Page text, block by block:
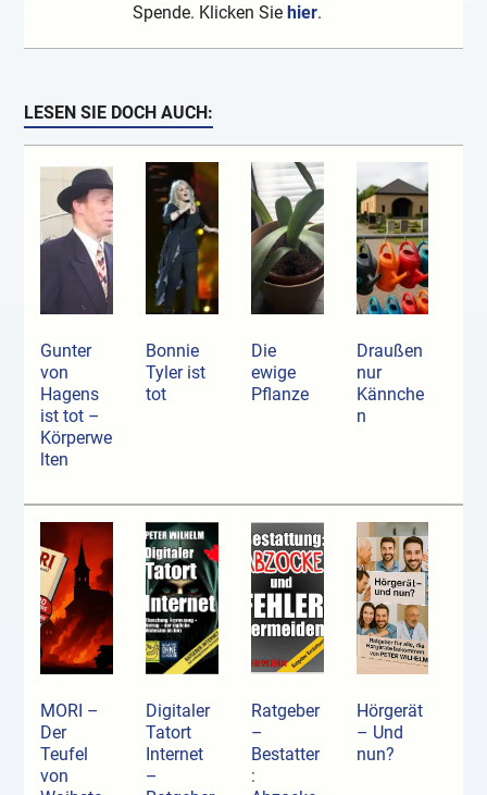
Spende. Klicken Siehier.
LESEN SIE DOCH AUCH:
Gunter
von
Hagens
ist tot –
Körperwe
lten
Bonnie
Tyler ist
tot
Die
ewige
Pflanze
Draußen
nur
Kännche
n
MORI –
Der
Teufel
von
Digitaler
Tatort
Internet
–
Ratgeber
–
Bestatter
:
Hörgerät
– Und
nun?